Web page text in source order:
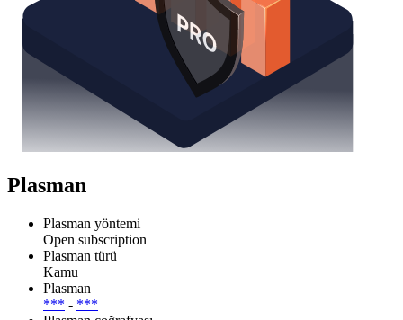
Plasman
Plasman yöntemi
Open subscription
Plasman türü
Kamu
Plasman
*** - ***